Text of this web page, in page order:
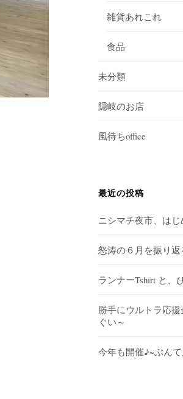
雑貨あれこれ
食品
未分類
隠岐のお店
風待ちoffice
最近の投稿
ニシマチ夜市、は
怒涛の６月を振り返
ランナーTshirt と、
勝手にウルトラ応
ぐい～
今年も開催♪~ぶん